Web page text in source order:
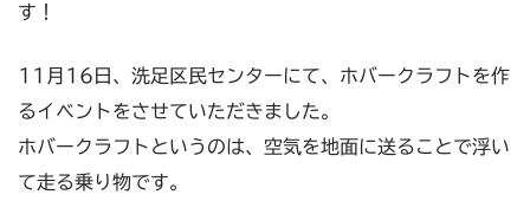
す！
11月16日、洗足区民センターにて、ホバークラフトを作
るイベントをさせていただきました。
ホバークラフトというのは、空気を地面に送ることで浮い
て走る乗り物です。